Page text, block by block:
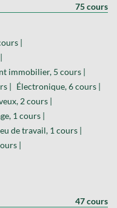
75 cours
|
immobilier, 5 cours |
| Électronique, 6 cours |
2 cours |
1 cours |
de travail, 1 cours |
|
47 cours